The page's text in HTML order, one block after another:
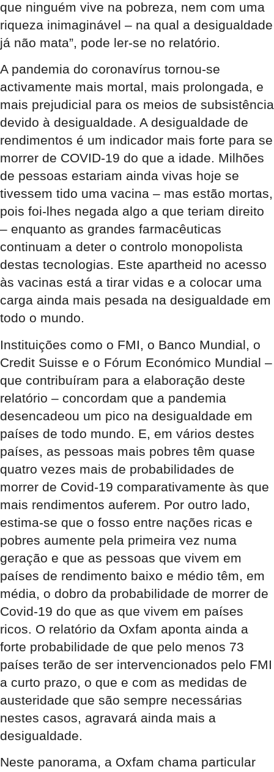
que ninguém vive na pobreza, nem com uma
riqueza inimaginável – na qual a desigualdade
já não mata”, pode ler-se no relatório.
A pandemia do coronavírus tornou-se
activamente mais mortal, mais prolongada, e
mais prejudicial para os meios de subsistência
devido à desigualdade. A desigualdade de
rendimentos é um indicador mais forte para se
morrer de COVID-19 do que a idade. Milhões
de pessoas estariam ainda vivas hoje se
tivessem tido uma vacina – mas estão mortas,
pois foi-lhes negada algo a que teriam direito
– enquanto as grandes farmacêuticas
continuam a deter o controlo monopolista
destas tecnologias. Este apartheid no acesso
às vacinas está a tirar vidas e a colocar uma
carga ainda mais pesada na desigualdade em
todo o mundo.
Instituições como o FMI, o Banco Mundial, o
Credit Suisse e o Fórum Económico Mundial –
que contribuíram para a elaboração deste
relatório – concordam que a pandemia
desencadeou um pico na desigualdade em
países de todo mundo. E, em vários destes
países, as pessoas mais pobres têm quase
quatro vezes mais de probabilidades de
morrer de Covid-19 comparativamente às que
mais rendimentos auferem. Por outro lado,
estima-se que o fosso entre nações ricas e
pobres aumente pela primeira vez numa
geração e que as pessoas que vivem em
países de rendimento baixo e médio têm, em
média, o dobro da probabilidade de morrer de
Covid-19 do que as que vivem em países
ricos. O relatório da Oxfam aponta ainda a
forte probabilidade de que pelo menos 73
países terão de ser intervencionados pelo FMI
a curto prazo, o que e com as medidas de
austeridade que são sempre necessárias
nestes casos, agravará ainda mais a
desigualdade.
Neste panorama, a Oxfam chama particular